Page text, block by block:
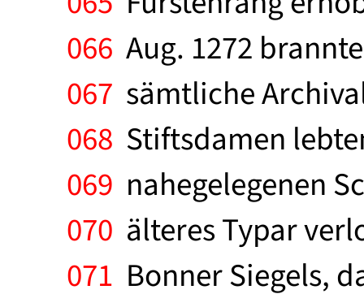
066 Aug. 1272
067 sämtliche
068 Stiftsdamen
069 nahegelegenen
070 älteres Typar
071 Bonner Siegels,